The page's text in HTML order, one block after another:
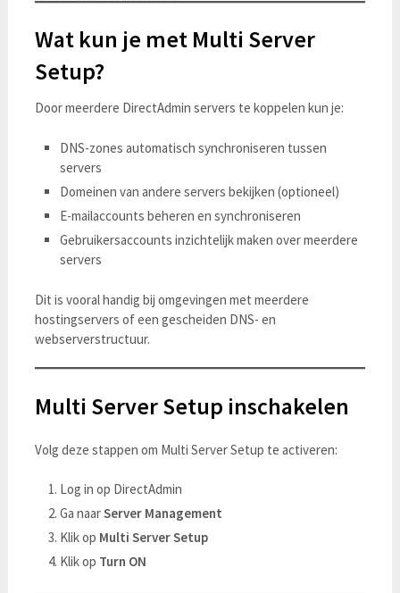
Wat kun je met Multi Server
Setup?
Door meerdere DirectAdmin servers te koppelen kun je:
DNS-zones automatisch synchroniseren tussen
servers
Domeinen van andere servers bekijken (optioneel)
E-mailaccounts beheren en synchroniseren
Gebruikersaccounts inzichtelijk maken over meerdere
servers
Dit is vooral handig bij omgevingen met meerdere
hostingservers of een gescheiden DNS- en
webserverstructuur.
Multi Server Setup inschakelen
Volg deze stappen om Multi Server Setup te activeren:
Log in op DirectAdmin
Ga naarServer Management
Klik op Multi Server Setup
Klik op Turn ON